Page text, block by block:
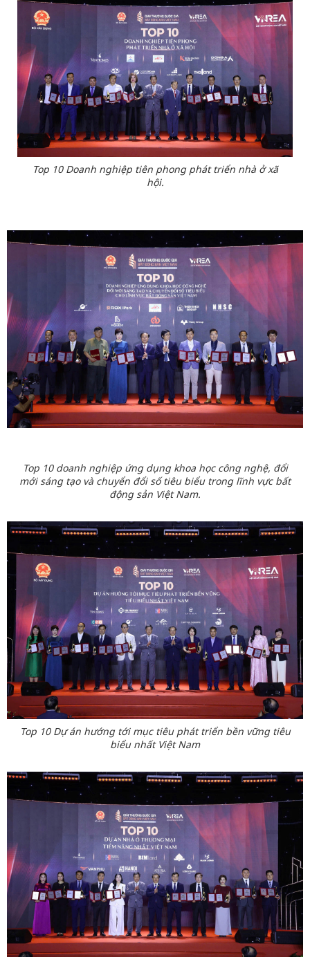
Top 10 Doanh nghiệp tiên phong phát triển nhà ở xã
hội.
Top 10 doanh nghiệp ứng dụng khoa học công nghệ, đổi
mới sáng tạo và chuyển đổi số tiêu biểu trong lĩnh vực bất
động sản Việt Nam.
Top 10 Dự án hướng tới mục tiêu phát triển bền vững tiêu
biểu nhất Việt Nam